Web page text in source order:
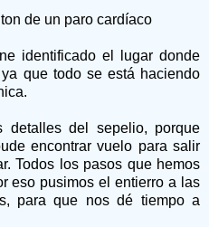
de un paro cardíaco
identificado el lugar donde
que todo se está haciendo
detalles del sepelio, porque
encontrar vuelo para salir
Todos los pasos que hemos
eso pusimos el entierro a las
para que nos dé tiempo a